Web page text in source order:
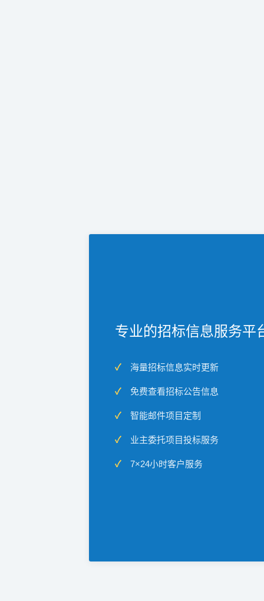
专业的招标信息服务平
海量招标信息实时更新
免费查看招标公告信息
智能邮件项目定制
业主委托项目投标服务
7×24小时客户服务